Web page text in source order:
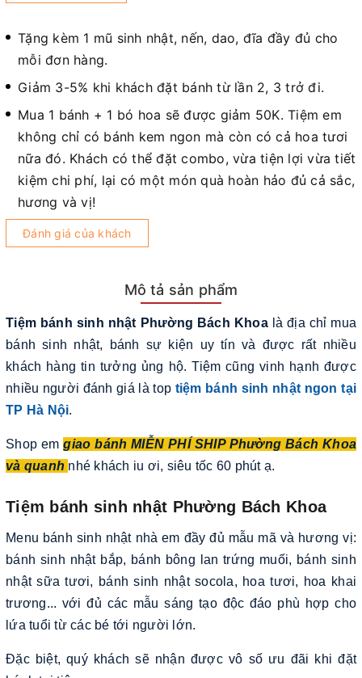
Tặng kèm 1 mũ sinh nhật, nến, dao, đĩa đầy đủ cho
mỗi đơn hàng.
Giảm 3-5% khi khách đặt bánh từ lần 2, 3 trở đi.
Mua 1 bánh + 1 bó hoa sẽ được giảm 50K. Tiệm em
không chỉ có bánh kem ngon mà còn có cả hoa tươi
nữa đó. Khách có thể đặt combo, vừa tiện lợi vừa tiết
kiệm chi phí, lại có một món quà hoàn hảo đủ cả sắc,
hương và vị!
Đánh giá của khách
Mô tả sản phẩm
Tiệm bánh sinh nhật Phường Bách Khoa là địa chỉ mua
bánh sinh nhật, bánh sự kiện uy tín và được rất nhiều
khách hàng tin tưởng ủng hộ. Tiệm cũng vinh hạnh được
nhiều người đánh giá là top tiệm bánh sinh nhật ngon tại
TP Hà Nội.
Shop emgiao bánh MIỄN PHÍ SHIP Phường Bách Khoa
và quanh nhé khách iu ơi, siêu tốc 60 phút ạ.
Tiệm bánh sinh nhật Phường Bách Khoa
Menu bánh sinh nhật nhà em đầy đủ mẫu mã và hương vị:
bánh sinh nhật bắp, bánh bông lan trứng muối, bánh sinh
nhật sữa tươi, bánh sinh nhật socola, hoa tươi, hoa khai
trương... với đủ các mẫu sáng tạo độc đáo phù hợp cho
lứa tuổi từ các bé tới người lớn.
Đặc biệt, quý khách sẽ nhận được vô số ưu đãi khi đặt